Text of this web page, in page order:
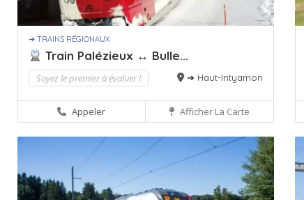
➔ TRAINS RÉGIONAUX
Train Palézieux ↔ Bulle...
Soyez le premier à évaluer ! ➔ Haut-Intyamon
Appeler Afficher La Carte